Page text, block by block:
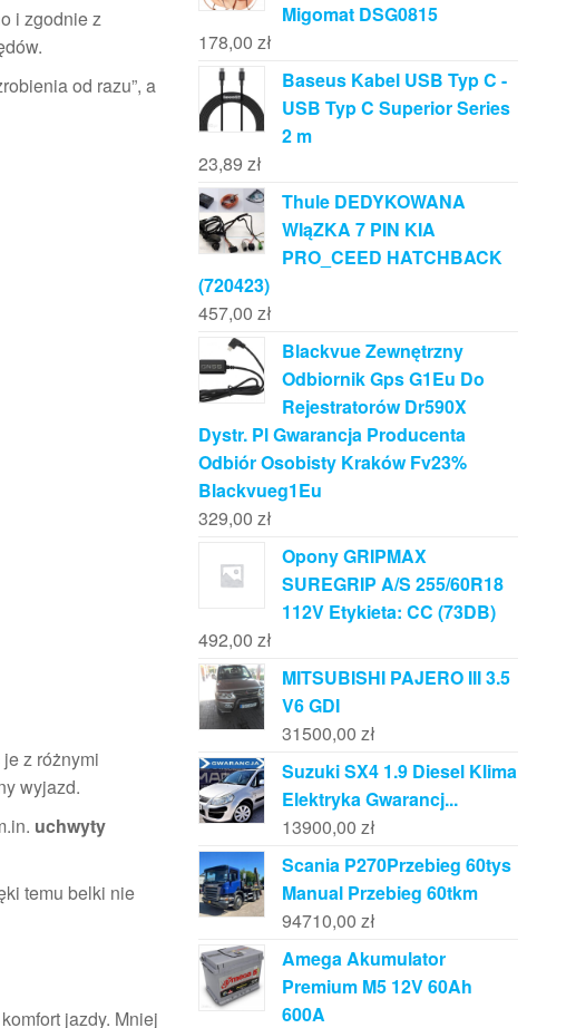
i zgodnie z
od razu”, a
z różnymi
wyjazd.
uchwyty
temu belki nie
jazdy. Mniej
Migomat DSG0815
178,00 zł
Baseus Kabel USB Typ C -
USB Typ C Superior Series
2 m
23,89 zł
Thule DEDYKOWANA
WIąZKA 7 PIN KIA
PRO_CEED HATCHBACK
(720423)
457,00 zł
Blackvue Zewnętrzny
Odbiornik Gps G1Eu Do
Rejestratorów Dr590X
Dystr. Pl Gwarancja Producenta
Odbiór Osobisty Kraków Fv23%
Blackvueg1Eu
329,00 zł
Opony GRIPMAX
SUREGRIP A/S 255/60R18
112V Etykieta: CC (73DB)
492,00 zł
MITSUBISHI PAJERO III 3.5
V6 GDI
31500,00 zł
Suzuki SX4 1.9 Diesel Klima
Elektryka Gwarancj...
13900,00 zł
Scania P270Przebieg 60tys
Manual Przebieg 60tkm
94710,00 zł
Amega Akumulator
Premium M5 12V 60Ah
600A